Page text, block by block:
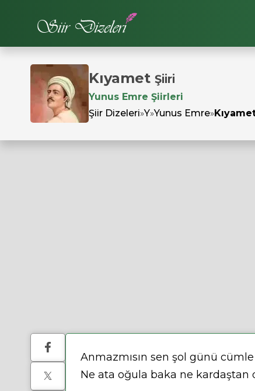
Kıyamet Şiiri
Yunus Emre Şiirleri
Şiir Dizeleri»Y»Yunus Emre»
Anmazmısın sen şol günü
Ne ata oğula baka ne kardaştan